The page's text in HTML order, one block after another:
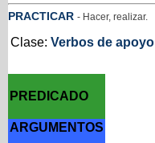
PRACTICAR - Hacer, realizar.
Clase: Verbos de apoyo
PREDICADO
ARGUMENTOS